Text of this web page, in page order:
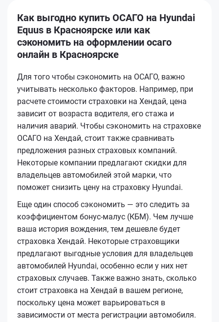
Как выгодно купить ОСАГО на Hyundai
Equus в Красноярске или как
сэкономить на оформлении осаго
онлайн в Красноярске
Для того чтобы сэкономить на ОСАГО, важно
учитывать несколько факторов. Например, при
расчете стоимости страховки на Хендай, цена
зависит от возраста водителя, его стажа и
наличия аварий. Чтобы сэкономить на страховке
ОСАГО на Хендай, стоит также сравнивать
предложения разных страховых компаний.
Некоторые компании предлагают скидки для
владельцев автомобилей этой марки, что
поможет снизить цену на страховку Hyundai.
Еще один способ сэкономить — это следить за
коэффициентом бонус-малус (КБМ). Чем лучше
ваша история вождения, тем дешевле будет
страховка Хендай. Некоторые страховщики
предлагают выгодные условия для владельцев
автомобилей Hyundai, особенно если у них нет
страховых случаев. Также важно знать, сколько
стоит страховка на Хендай в вашем регионе,
поскольку цена может варьироваться в
зависимости от места регистрации автомобиля.